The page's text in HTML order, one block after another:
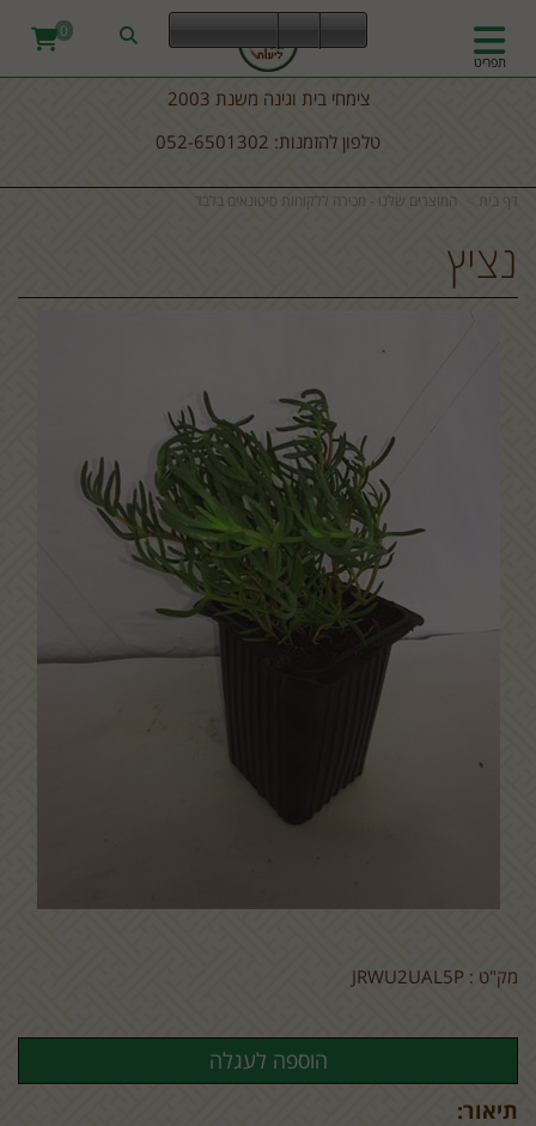
צימחי בית וגינה משנת 2003
טלפון להזמנות: 052-6501302
תפריט
0
דף בית המוצרים שלנו - מכירה ללקוחות סיטונאים בלבד
נציץ
מק"ט : JRWU2UAL5P
תיאור: